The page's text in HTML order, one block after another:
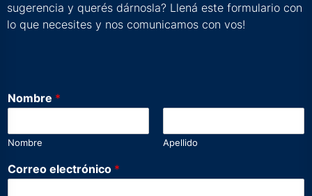
sugerencia y querés dárnosla? Llená este formulario con
lo que necesites y nos comunicamos con vos!
Nombre *
Nombre Apellido
*
t
Correo electrónico *